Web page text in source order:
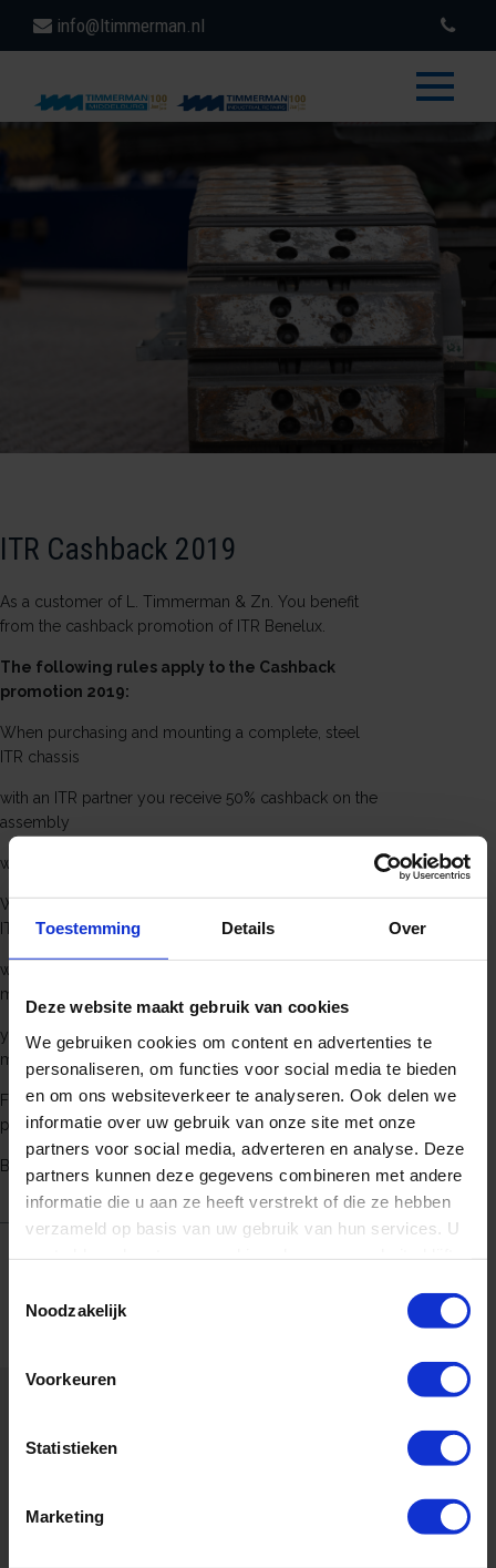
Toestemming Details Over
Deze website maakt gebruik van cookies
We gebruiken cookies om content en advertenties te
personaliseren, om functies voor social media te bieden
en om ons websiteverkeer te analyseren. Ook delen we
informatie over uw gebruik van onze site met onze
partners voor social media, adverteren en analyse. Deze
partners kunnen deze gegevens combineren met andere
informatie die u aan ze heeft verstrekt of die ze hebben
verzameld op basis van uw gebruik van hun services. U
Noodzakelijk
Voorkeuren
Statistieken
Marketing
info@ltimmerman.nl
toggle
ITR Cashback 2019
As a customer of L. Timmerman & Zn. You benefit
from the cashback promotion of ITR Benelux.
The following rules apply to the Cashback
promotion 2019:
When purchasing and mounting a complete, steel
ITR chassis
with an ITR partner you receive 50% cashback on the
assembly
with a maximum of € 500.
When purchasing and installing an incomplete steel
ITR chassis,
whereby at least the chains and sprockets are
mounted,
you receive 50% cashback on the assembly with a
maximum of € 250.
For more information or to make an appointment,
please contact
Bart Jansen via +31 (0)118-611351